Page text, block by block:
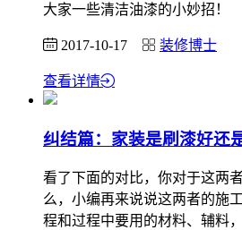
大家一些清洁油漆的小妙招！
2017-10-17 装修博士
查看详情
纠结篇：家装是刷漆好还
看了下面的对比，你对于这两
么，小编再来说说这两者的施
程和过程中要用的材料、辅料